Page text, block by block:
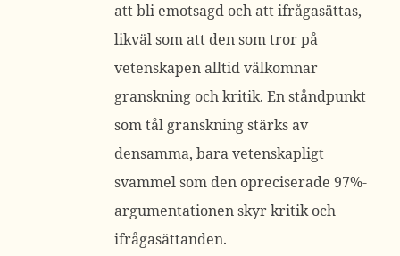
att bli emotsagd och att ifrågasättas,
likväl som att den som tror på
vetenskapen alltid välkomnar
granskning och kritik. En ståndpunkt
som tål granskning stärks av
densamma, bara vetenskapligt
svammel som den opreciserade 97%-
argumentationen skyr kritik och
ifrågasättanden.